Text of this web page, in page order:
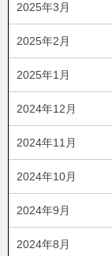
2025年3月
2025年2月
2025年1月
2024年12月
2024年11月
2024年10月
2024年9月
2024年8月